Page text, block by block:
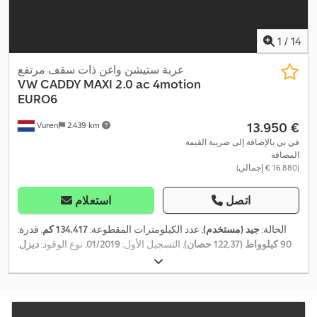
1 / 14
Vuren 2.439 km
عربة ستيشن واغن ذات سقف مرتفع
VWCADDY MAXI 2.0 ac 4motion
EURO6
‏13.950 €
في بي بالإضافة إلى ضريبة القيمة
المضافة
(‏16.880 € إجمالي)
استعلام اتصل
الحالة:جيد (مستخدم), عدد الكيلومترات المقطوعة:134.417 كم
, قدرة:
90 كيلوواط (122,37 حصان)
, التسجيل الأول:01/2019, نوع الوقود:ديزل,
, تكوين المحور:
وقود:ديزل, لون:أبيض, كابينة السائق:كابينة نهارية, نوع التروس:
2, الطول الكلي:5.000 مم , العرض الكلي:1.750 مم
, الارتفاع الكلي: